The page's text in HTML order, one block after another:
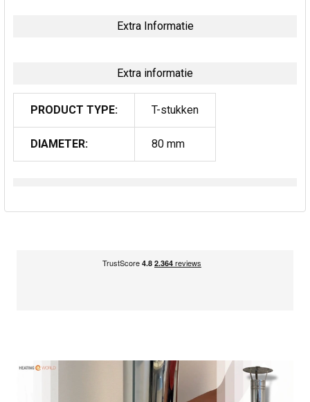
Extra Informatie
Extra informatie
PRODUCT TYPE: T-stukken
DIAMETER: 80 mm